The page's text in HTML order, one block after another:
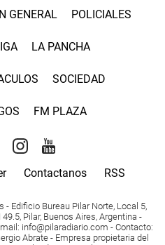
GENERAL POLICIALES
LA PANCHA
SOCIEDAD
FM PLAZA
Contactanos RSS
- Edificio Bureau Pilar Norte, Local 5,
Pilar, Buenos Aires, Argentina -
: info@pilaradiario.com - Contacto:
Abrate - Empresa propietaria del